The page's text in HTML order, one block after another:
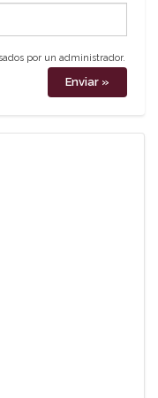
por un administrador.